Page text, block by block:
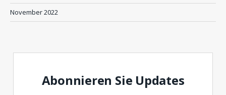
November 2022
Abonnieren Sie Updates